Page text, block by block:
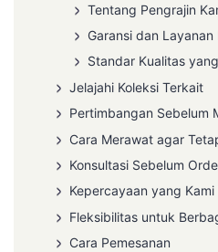
Tentang Pengrajin
Garansi dan Layanan
Standar Kualitas
Jelajahi Koleksi Terkait
Pertimbangan Sebelum
Cara Merawat agar
Konsultasi Sebelum
Kepercayaan yang Kami
Fleksibilitas untuk
Cara Pemesanan